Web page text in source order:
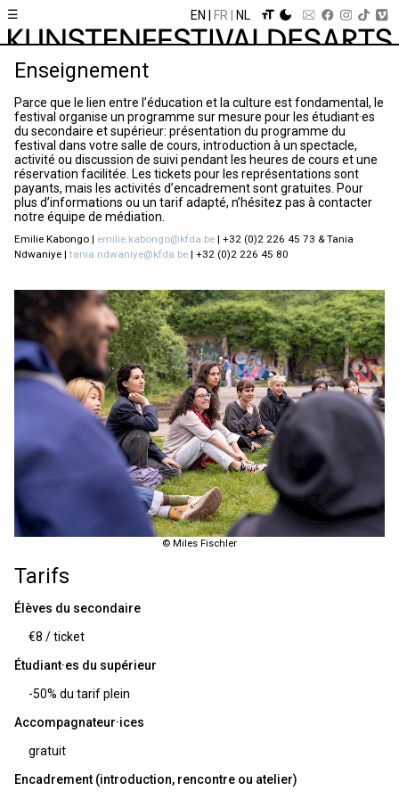
☰ EN FR NL
Enseignement
Parce que le lien entre l’éducation et la culture est fondamental, le
festival organise un programme sur mesure pour les étudiant·es
du secondaire et supérieur: présentation du programme du
festival dans votre salle de cours, introduction à un spectacle,
activité ou discussion de suivi pendant les heures de cours et une
réservation facilitée. Les tickets pour les représentations sont
payants, mais les activités d’encadrement sont gratuites. Pour
plus d’informations ou un tarif adapté, n’hésitez pas à contacter
notre équipe de médiation.
Emilie Kabongo | emilie.kabongo@kfda.be | +32 (0)2 226 45 73 & Tania
Ndwaniye | tania.ndwaniye@kfda.be | +32 (0)2 226 45 80
© Miles Fischler
Tarifs
Élèves du secondaire
€8 / ticket
Étudiant·es du supérieur
-50% du tarif plein
Accompagnateur·ices
gratuit
Encadrement (introduction, rencontre ou atelier)